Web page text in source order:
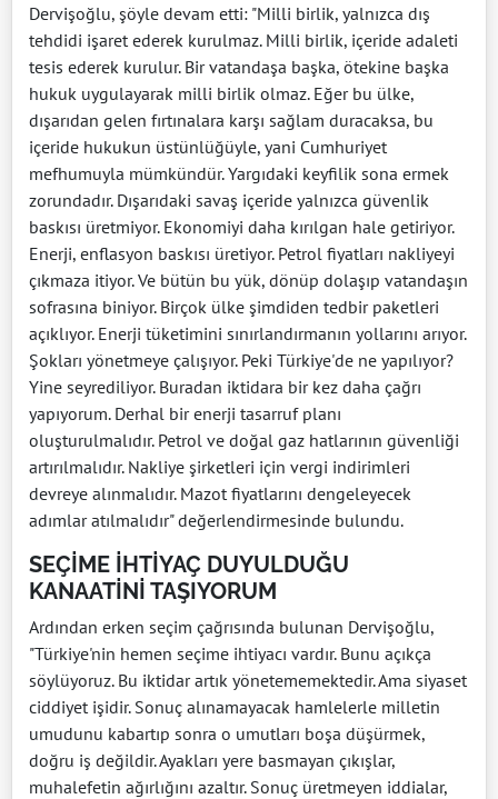
Dervişoğlu, şöyle devam etti: "Milli birlik, yalnızca dış
tehdidi işaret ederek kurulmaz. Milli birlik, içeride adaleti
tesis ederek kurulur. Bir vatandaşa başka, ötekine başka
hukuk uygulayarak milli birlik olmaz. Eğer bu ülke,
dışarıdan gelen fırtınalara karşı sağlam duracaksa, bu
içeride hukukun üstünlüğüyle, yani Cumhuriyet
mefhumuyla mümkündür. Yargıdaki keyfilik sona ermek
zorundadır. Dışarıdaki savaş içeride yalnızca güvenlik
baskısı üretmiyor. Ekonomiyi daha kırılgan hale getiriyor.
Enerji, enflasyon baskısı üretiyor. Petrol fiyatları nakliyeyi
çıkmaza itiyor. Ve bütün bu yük, dönüp dolaşıp vatandaşın
sofrasına biniyor. Birçok ülke şimdiden tedbir paketleri
açıklıyor. Enerji tüketimini sınırlandırmanın yollarını arıyor.
Şokları yönetmeye çalışıyor. Peki Türkiye'de ne yapılıyor?
Yine seyrediliyor. Buradan iktidara bir kez daha çağrı
yapıyorum. Derhal bir enerji tasarruf planı
oluşturulmalıdır. Petrol ve doğal gaz hatlarının güvenliği
artırılmalıdır. Nakliye şirketleri için vergi indirimleri
devreye alınmalıdır. Mazot fiyatlarını dengeleyecek
adımlar atılmalıdır" değerlendirmesinde bulundu.
SEÇİME İHTİYAÇ DUYULDUĞU
KANAATİNİ TAŞIYORUM
Ardından erken seçim çağrısında bulunan Dervişoğlu,
"Türkiye'nin hemen seçime ihtiyacı vardır. Bunu açıkça
söylüyoruz. Bu iktidar artık yönetememektedir. Ama siyaset
ciddiyet işidir. Sonuç alınamayacak hamlelerle milletin
umudunu kabartıp sonra o umutları boşa düşürmek,
doğru iş değildir. Ayakları yere basmayan çıkışlar,
muhalefetin ağırlığını azaltır. Sonuç üretmeyen iddialar,